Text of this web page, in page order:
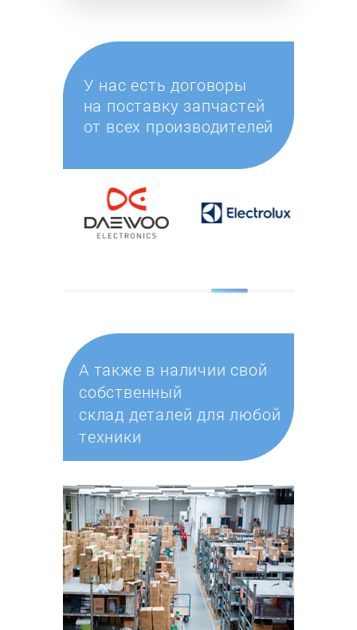
У нас есть договоры
на поставку запчастей
от всех производителей
А также в наличии свой
собственный
склад деталей для любой
техники